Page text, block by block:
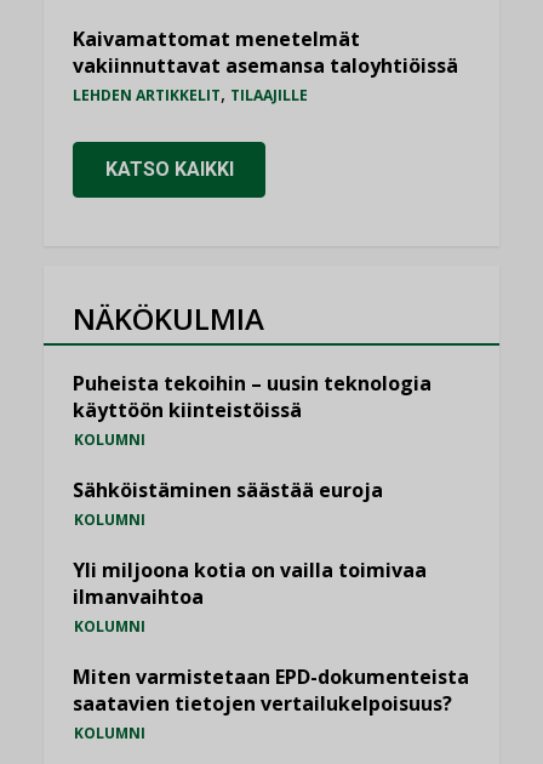
Kaivamattomat menetelmät
vakiinnuttavat asemansa taloyhtiöissä
LEHDEN ARTIKKELIT, TILAAJILLE
KATSO KAIKKI
NÄKÖKULMIA
Puheista tekoihin – uusin teknologia
käyttöön kiinteistöissä
KOLUMNI
Sähköistäminen säästää euroja
KOLUMNI
Yli miljoona kotia on vailla toimivaa
ilmanvaihtoa
KOLUMNI
Miten varmistetaan EPD-dokumenteista
saatavien tietojen vertailukelpoisuus?
KOLUMNI